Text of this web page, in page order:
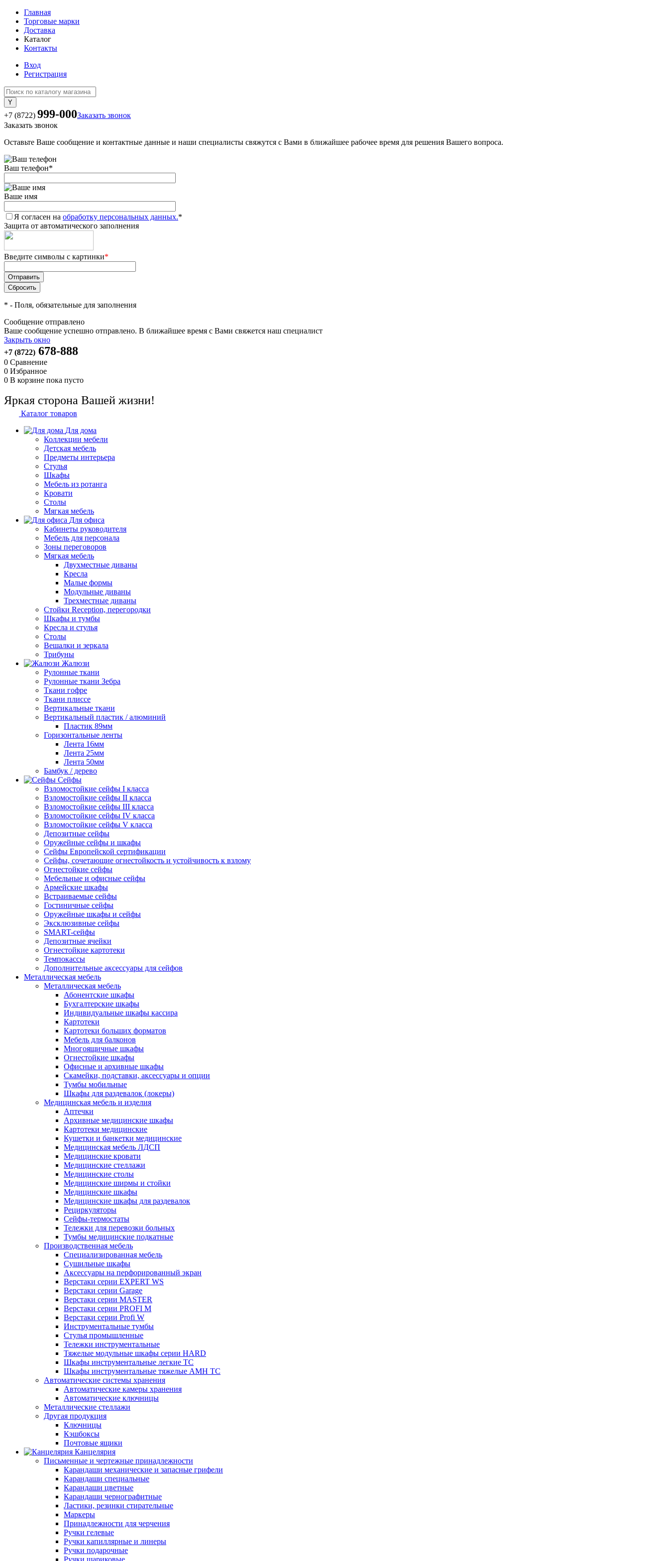
Главная
Торговые марки
Доставка
Каталог
Контакты
Вход
Регистрация
+7 (8722) 999-000Заказать звонок
Заказать звонок
Оставьте Ваше сообщение и контактные данные и наши специалисты свяжутся с Вами в ближайшее рабочее время для решения Вашего вопроса.
Ваш телефон*
Ваше имя
Я согласен на обработку персональных данных.*
Защита от автоматического заполнения
Введите символы с картинки*
* - Поля, обязательные для заполнения
Сообщение отправлено
Ваше сообщение успешно отправлено. В ближайшее время с Вами свяжется наш специалист
Закрыть окно
+7 (8722) 678-888
0 Сравнение
0 Избранное
0 В корзине пока пусто
Яркая сторона Вашей жизни!
Каталог товаров
Для дома
Коллекции мебели
Детская мебель
Предметы интерьера
Стулья
Шкафы
Мебель из ротанга
Кровати
Столы
Мягкая мебель
Для офиса
Кабинеты руководителя
Мебель для персонала
Зоны переговоров
Мягкая мебель
Двухместные диваны
Кресла
Малые формы
Модульные диваны
Трехместные диваны
Стойки Reception, перегородки
Шкафы и тумбы
Кресла и стулья
Столы
Вешалки и зеркала
Трибуны
Жалюзи
Рулонные ткани
Рулонные ткани Зебра
Ткани гофре
Ткани плиссе
Вертикальные ткани
Вертикальный пластик / алюминий
Пластик 89мм
Горизонтальные ленты
Лента 16мм
Лента 25мм
Лента 50мм
Бамбук / дерево
Сейфы
Взломостойкие сейфы I класса
Взломостойкие сейфы II класса
Взломостойкие сейфы III класса
Взломостойкие сейфы IV класса
Взломостойкие сейфы V класса
Депозитные сейфы
Оружейные сейфы и шкафы
Сейфы Европейской сертификации
Сейфы, сочетающие огнестойкость и устойчивость к взлому
Огнестойкие сейфы
Мебельные и офисные сейфы
Армейские шкафы
Встраиваемые сейфы
Гостиничные сейфы
Оружейные шкафы и сейфы
Эксклюзивные сейфы
SMART-сейфы
Депозитные ячейки
Огнестойкие картотеки
Темпокассы
Дополнительные аксессуары для сейфов
Металлическая мебель
Металлическая мебель
Абонентские шкафы
Бухгалтерские шкафы
Индивидуальные шкафы кассира
Картотеки
Картотеки больших форматов
Мебель для балконов
Многоящичные шкафы
Огнестойкие шкафы
Офисные и архивные шкафы
Скамейки, подставки, аксессуары и опции
Тумбы мобильные
Шкафы для раздевалок (локеры)
Медицинская мебель и изделия
Аптечки
Архивные медицинские шкафы
Картотеки медицинские
Кушетки и банкетки медицинские
Медицинская мебель ЛДСП
Медицинские кровати
Медицинские стеллажи
Медицинские столы
Медицинские ширмы и стойки
Медицинские шкафы
Медицинские шкафы для раздевалок
Рециркуляторы
Сейфы-термостаты
Тележки для перевозки больных
Тумбы медицинские подкатные
Производственная мебель
Cпециализированная мебель
Cушильные шкафы
Аксессуары на перфорированный экран
Верстаки серии EXPERT WS
Верстаки серии Garage
Верстаки серии MASTER
Верстаки серии PROFI M
Верстаки серии Profi W
Инструментальные тумбы
Стулья промышленные
Тележки инструментальные
Тяжелые модульные шкафы серии HARD
Шкафы инструментальные легкие ТС
Шкафы инструментальные тяжелые AMH TC
Автоматические системы хранения
Автоматические камеры хранения
Автоматические ключницы
Металлические стеллажи
Другая продукция
Ключницы
Кэшбоксы
Почтовые ящики
Канцелярия
Письменные и чертежные принадлежности
Карандаши механические и запасные грифели
Карандаши специальные
Карандаши цветные
Карандаши чернографитные
Ластики, резинки стирательные
Маркеры
Принадлежности для черчения
Ручки гелевые
Ручки капиллярные и линеры
Ручки подарочные
Ручки шариковые